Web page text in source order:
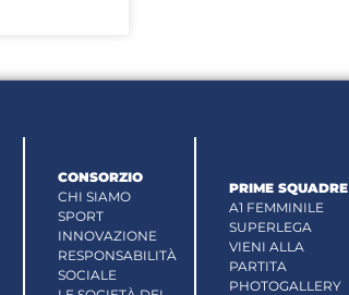
CONSORZIO
CHI SIAMO
SPORT
INNOVAZIONE
RESPONSABILITÀ
SOCIALE
PRIME SQUADRE
A1 FEMMINILE
SUPERLEGA
VIENI ALLA
PARTITA
PHOTOGALLERY